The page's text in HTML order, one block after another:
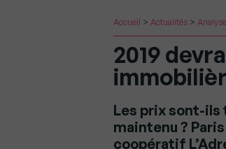
Accueil > Actualités >
2019
Les prix sont-ils
maintenu ?
coopératif